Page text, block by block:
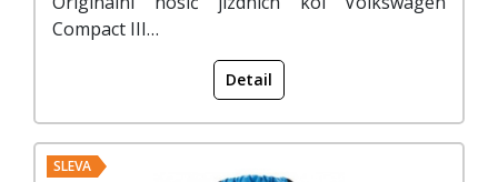
Compact III…
Detail
SLEVA